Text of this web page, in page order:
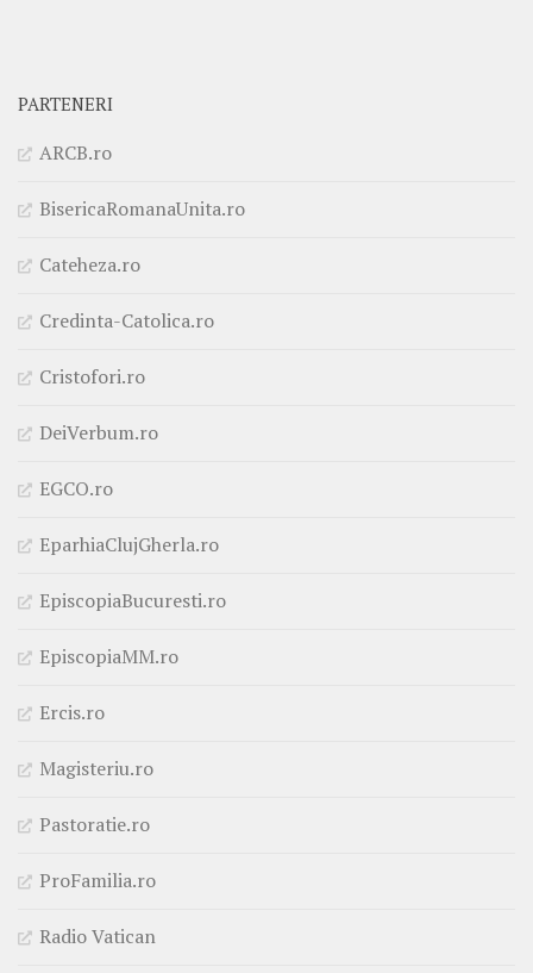
PARTENERI
ARCB.ro
BisericaRomanaUnita.ro
Cateheza.ro
Credinta-Catolica.ro
Cristofori.ro
DeiVerbum.ro
EGCO.ro
EparhiaClujGherla.ro
EpiscopiaBucuresti.ro
EpiscopiaMM.ro
Ercis.ro
Magisteriu.ro
Pastoratie.ro
ProFamilia.ro
Radio Vatican